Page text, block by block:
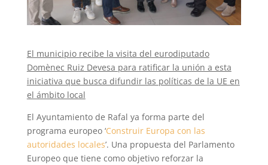
El municipio recibe la visita del eurodiputado
Domènec Ruiz Devesa para ratificar la unión a esta
iniciativa que busca difundir las políticas de la UE en
el ámbito local
El Ayuntamiento de Rafal ya forma parte del
programa europeo ‘Construir Europa con las
autoridades locales’. Una propuesta del Parlamento
Europeo que tiene como objetivo reforzar la